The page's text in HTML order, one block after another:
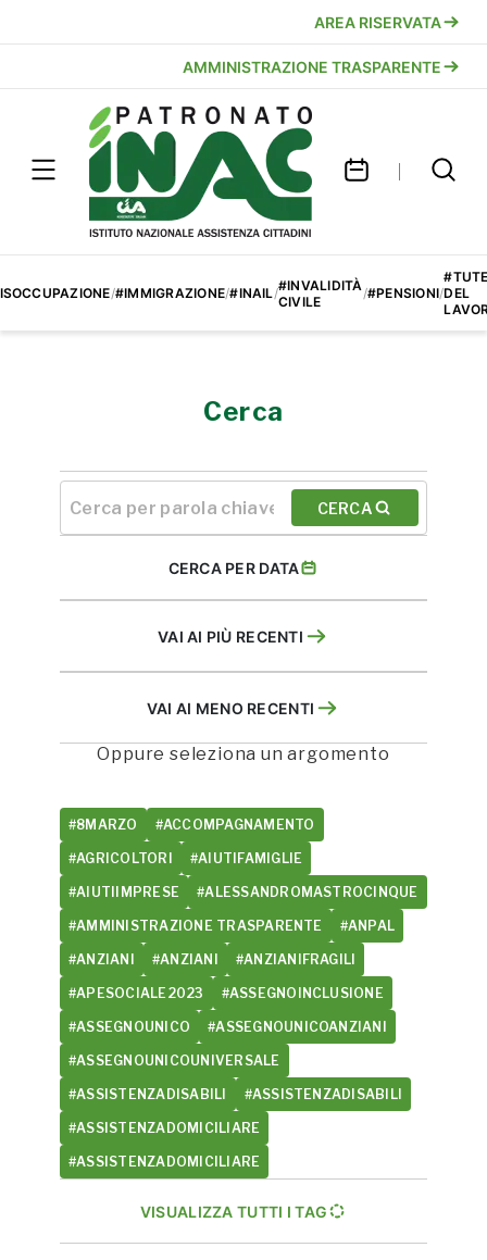
AREA RISERVATA
AMMINISTRAZIONE TRASPARENTE
/#IMMIGRAZIONE/#INAIL/#INVALIDITÀ
CIVILE
/#PENSIONI/DEL
Cerca
CERCA
CERCA PER DATA
VAI AI PIÙ RECENTI
VAI AI MENO RECENTI
Oppure seleziona un argomento
#8MARZO #ACCOMPAGNAMENTO
#AGRICOLTORI #AIUTIFAMIGLIE
#AIUTIIMPRESE #ALESSANDROMASTROCINQUE
#AMMINISTRAZIONE TRASPARENTE #ANPAL
#ANZIANI #ANZIANI #ANZIANIFRAGILI
#APESOCIALE2023 #ASSEGNOINCLUSIONE
#ASSEGNOUNICO #ASSEGNOUNICOANZIANI
#ASSEGNOUNICOUNIVERSALE
#ASSISTENZADISABILI #ASSISTENZADISABILI
#ASSISTENZADOMICILIARE
#ASSISTENZADOMICILIARE
VISUALIZZA TUTTI I TAG